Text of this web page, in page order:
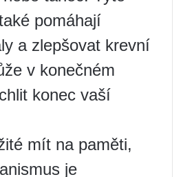
pomáhají
a zlepšovat krevní
v konečném
konec vaší
mít na paměti,
je